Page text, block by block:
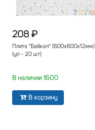
208 ₽
Плита "Байкал" (600х600х12мм)
(уп - 20 шт)
В наличии 1600
В корзину